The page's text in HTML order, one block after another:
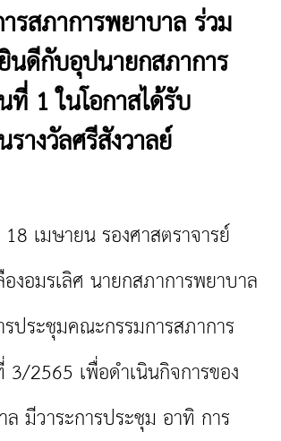
รสภาการพยาบาล ร่วม
นดีกับอุปนายกสภาการ
1 ในโอกาสได้รับ
างวัลศรีสังวาลย์
เมษายน รองศาสตราจารย์
งอมรเลิศ นายกสภาการพยาบาล
ประชุมคณะกรรมการสภาการ
2565 เพื่อดำเนินกิจการของ
มีวาระการประชุม อาทิ การ